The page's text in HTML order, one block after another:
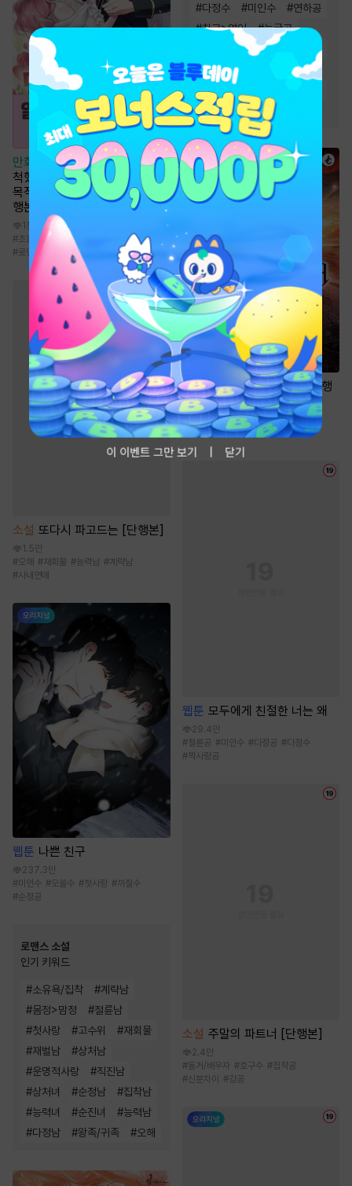
만화
[일권만] 매료 마법에 걸린
척했더니 냉담했던 약혼자가 맹
목적인 사랑꾼이 되었습니다 [단
행본]
1천
#초능력 # 다정남
까칠남
#로맨스
소설 또다시 파고드는 [단행본]
1.5만
#오해 # 재회물 #능력남 # 계략남
#사내연애
웹툰 나쁜 친구
237.3만
#미인수 #모쏠수 #첫사랑 #까칠수
#순정공
로맨스 소설
인기 키워드
#소유욕/집착 #계략남
#몸정>맘정 #절륜남
#첫사랑 #고수위 #재회물
#재벌남 #상처남
#운명적사랑 #직진남
#상처녀 #순정남 #집착남
#능력녀 #순진녀 #능력남
#다정남 #왕족/귀족 #오해
#다정수 #미인수 #연하공
#친구>연인 #능글공
#상처수
다정공
#집착공
#고수위
# 강공 #현대물
소설 포식으로 최강 헌터 [단행
본]
2만
#
시스템 #현대판타지
웹툰 모두에게 친절한 너는 왜
29.4만
#절륜공 #미인수 #다정공 #다정수
#짝사랑공
소설 주말의 파트너 [단행본]
2.4만
#동거/배우자 #호구수 #집착공
#신분차이 #강공
이 이벤트 그만 보기 닫기